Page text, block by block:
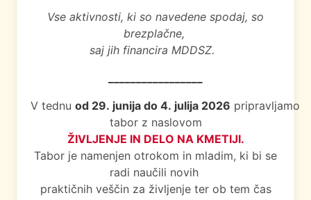
Vse aktivnosti, ki so navedene spodaj, so
brezplačne,
saj jih financira MDDSZ.
V tednu od 29. junija do 4. julija 2026 pripravljamo
tabor z naslovom
ŽIVLJENJE IN DELO NA KMETIJI.
Tabor je namenjen otrokom in mladim, ki bi se
radi naučili novih
praktičnih veščin za življenje ter ob tem čas